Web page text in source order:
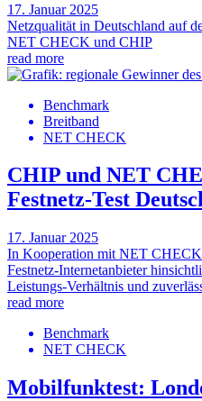
17. Januar 2025
Netzqualität in Deutschland auf
NET CHECK und CHIP
read more
Benchmark
Breitband
NET CHECK
CHIP und NET
Festnetz-Test
17. Januar 2025
In Kooperation mit NET
Festnetz-Internetanbieter
Leistungs-Verhältnis und
read more
Benchmark
NET CHECK
Mobilfunktest: